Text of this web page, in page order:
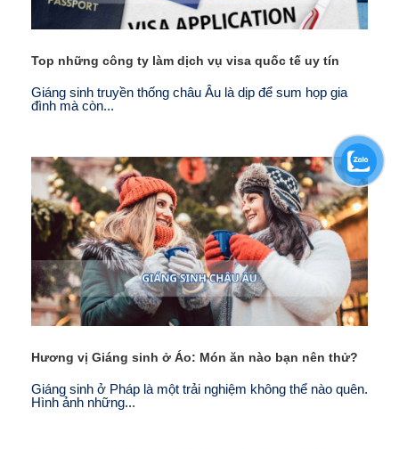
Top những công ty làm dịch vụ visa quốc tế uy tín
Giáng sinh truyền thống châu Âu là dịp để sum họp gia
đình mà còn...
Hương vị Giáng sinh ở Áo: Món ăn nào bạn nên thử?
Giáng sinh ở Pháp là một trải nghiệm không thể nào quên.
Hình ảnh những...